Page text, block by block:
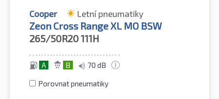
Cooper Letní pneumatiky
Zeon Cross Range XL MO BSW
265/50R20111H
A B 70 dB
Porovnat pneumatiky